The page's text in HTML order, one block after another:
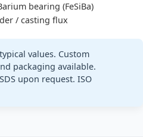
65-70%
+3 more
bearing (FeSiBa)
/ casting flux
values. Custom
packaging available.
upon request. ISO